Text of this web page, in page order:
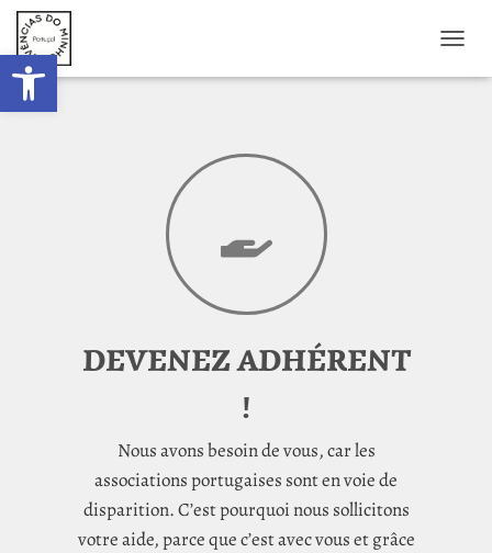
Ouvrir la barre d’outils
DEVENEZ ADHÉRENT
!
Nous avons besoin de vous, car les
associations portugaises sont en voie de
disparition. C’est pourquoi nous sollicitons
votre aide, parce que c’est avec vous et grâce